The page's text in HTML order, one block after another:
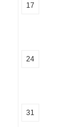
17
24
31